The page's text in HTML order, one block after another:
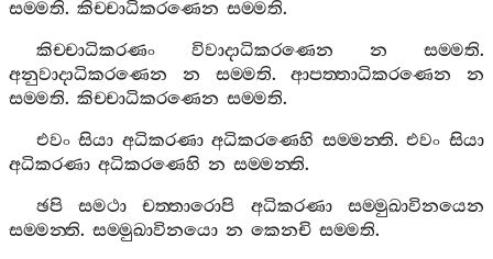
සම‍්මති. කිච‍්චාධිකරණෙන සම‍්මති.
කිච‍්චාධිකරණං
විවාදාධිකරණෙන න සම‍්මති.
අනුවාදාධිකරණෙන
න සම‍්මති.ආපත‍්තාධිකරණෙන
න
සම‍්මති. කිච‍්චාධිකරණෙන සම‍්මති.
එවං සියා අධිකරණා අධිකරණෙහි සම‍්මන‍්ති.එවං සියා
අධිකරණා අධිකරණෙහි න සම‍්මන‍්ති.
ඡපි
සමථා චත‍්තාරොපි අධිකරණා
සම‍්මුඛාවිනයෙන
සම‍්මන‍්ති. සම‍්මුඛාවිනයො න කෙනචි සම‍්මති.